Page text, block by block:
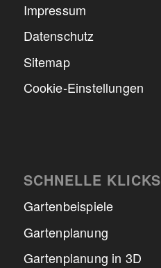
Impressum
Datenschutz
Sitemap
Cookie-Einstellungen
SCHNELLE KLICKS
Gartenbeispiele
Gartenplanung
Gartenplanung in 3D